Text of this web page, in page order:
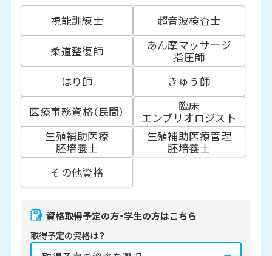
視能訓練士
超音波検査士
柔道整復師
あん摩マッサージ
指圧師
はり師
きゅう師
医療事務資格（民間）
臨床
エンブリオロジスト
生殖補助医療
胚培養士
生殖補助医療管理
胚培養士
その他資格
資格取得予定の方・学生の方はこちら
取得予定の資格は？